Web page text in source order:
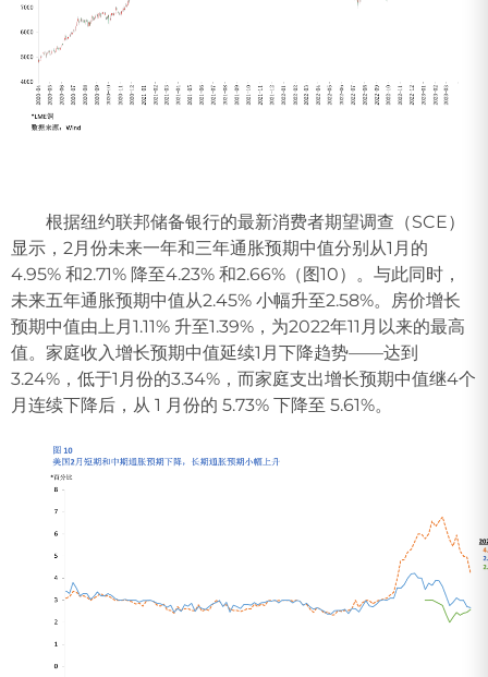
根据纽约联邦储备银行的最新消费者期望调查（SCE）
显示，2月份未来一年和三年通胀预期中值分别从1月的
4.95% 和2.71% 降至4.23% 和2.66%（图10）。与此同时，
未来五年通胀预期中值从2.45% 小幅升至2.58%。房价增长
预期中值由上月1.11% 升至1.39%，为2022年11月以来的最高
值。家庭收入增长预期中值延续1月下降趋势——达到
3.24%，低于1月份的3.34%，而家庭支出增长预期中值继4个
月连续下降后，从 1 月份的 5.73% 下降至 5.61%。